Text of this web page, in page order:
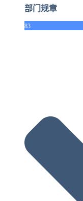
部门规章
83